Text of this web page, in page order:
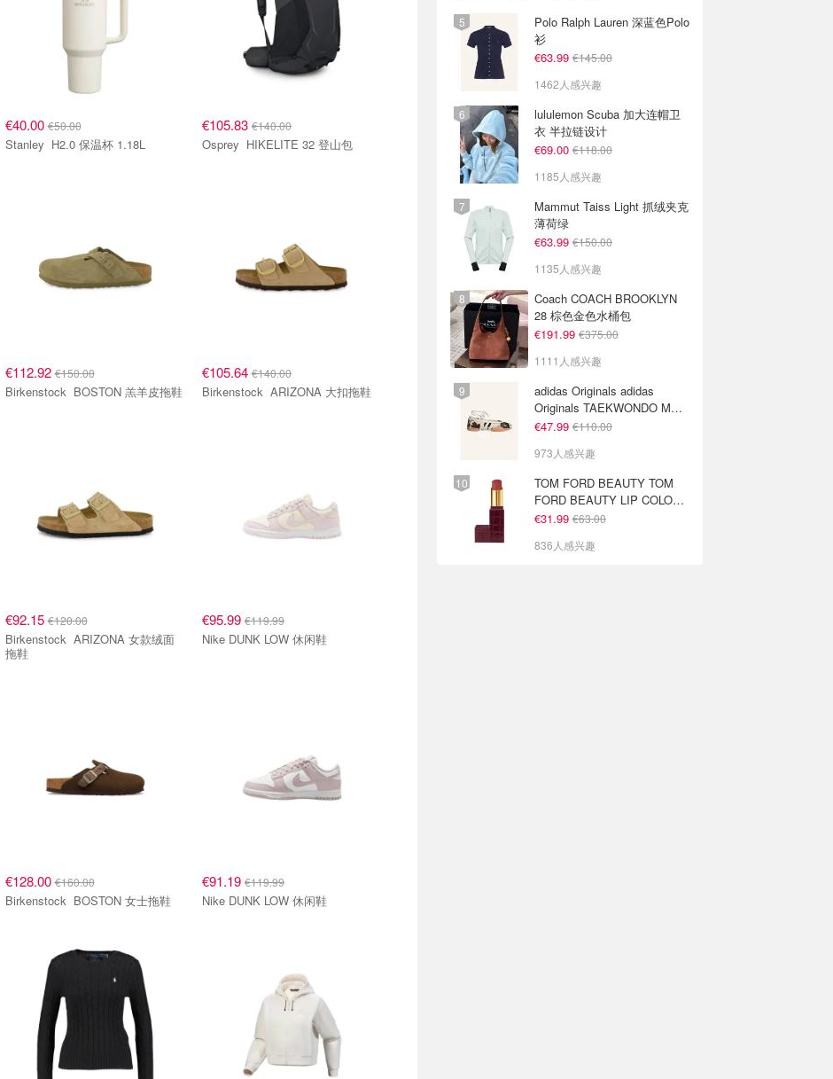
€40.00€50.00
Stanley H2.0 保温杯 1.18L
€105.83 €140.00
Osprey HIKELITE 32 登山包
€112.92€150.00
Birkenstock BOSTON 羔羊皮拖鞋
€105.64 €140.00
Birkenstock ARIZONA 大扣拖鞋
€92.15€120.00
Birkenstock ARIZONA 女款绒面
拖鞋
€95.99 €119.99
Nike DUNK LOW 休闲鞋
€128.00€160.00
Birkenstock BOSTON 女士拖鞋
€91.19 €119.99
Nike DUNK LOW 休闲鞋
Polo Ralph Lauren 深蓝色Polo
衫
€63.99 €145.00
1462人感兴趣
lululemon Scuba 加大连帽卫
衣 半拉链设计
€69.00 €118.00
1185人感兴趣
Mammut Taiss Light 抓绒夹克
薄荷绿
€63.99 €150.00
1135人感兴趣
Coach COACH BROOKLYN
28 棕色金色水桶包
€191.99 €375.00
1111人感兴趣
adidas Originals adidas
Originals TAEKWONDO MEI
芭蕾鞋 棕色米色
€47.99 €110.00
973人感兴趣
TOM FORD BEAUTY TOM
FORD BEAUTY LIP COLOR
SATIN MATTE 裸玫瑰口红
€31.99 €63.00
836人感兴趣